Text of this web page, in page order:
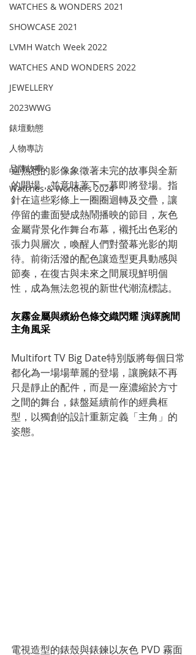
WATCHES & WONDERS 2021
SHOWCASE 2021
LVMH Watch Week 2022
WATCHES AND WONDERS 2022
JEWELLERY
2023WWG
錶壇動態
人物專訪
品牌故事
Watches & Wonders 2024
這熟悉的影像象徵著未完的故事與全新
的開場，並意味著下一幕即將登場。指
針在這些彩條上一圈圈迴轉及交疊，讓
停留的畫面變成熱鬧播映的節目，灰色
金屬背景化作舞台布幕，襯托出色彩的
張力與層次，喚醒人們對螢幕光影的期
待。前衛活潑的配色讓造型更具動感與
節奏，在復古與未來之間展現鮮明個
性，成為無法忽視的新世代潮流標誌。
灰霧金屬與繽紛色條交織閃耀 演繹腕間
主角風采
Multifort TV Big Date特別版將每個日常
都化為一場場華麗的登場，讓腕錶不再
只是靜止的配件，而是一座濃縮於方寸
之間的舞台，錶盤延續前作的經典框
型，以獨創的設計重新定義「主角」的
姿態。
電視造型的錶殼與錶鍊以灰色 PVD 霧面